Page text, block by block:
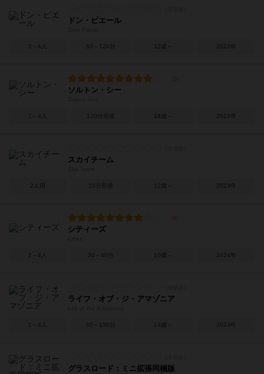
ドン・ピエール
2～4人 60～120分 12歳～ 2022年
ソルトン・シー
1～4人 120分前後 14歳～ 2024年
スカイチーム
2人用 15分前後 12歳～ 2023年
シティーズ
2～4人 30～40分 10歳～ 2024年
ライフ・オブ・ジ・アマゾニア
1～4人 60～150分 14歳～ 2023年
グラスロード：ミニ拡張同梱版